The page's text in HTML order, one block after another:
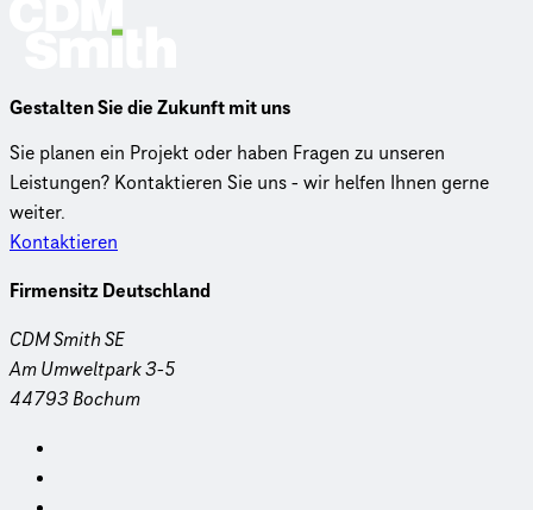
Gestalten Sie die Zukunft mit uns
Sie planen ein Projekt oder haben Fragen zu unseren
Leistungen? Kontaktieren Sie uns - wir helfen Ihnen gerne
weiter.
Kontaktieren
Firmensitz Deutschland
CDM Smith SE
Am Umweltpark 3-5
44793 Bochum